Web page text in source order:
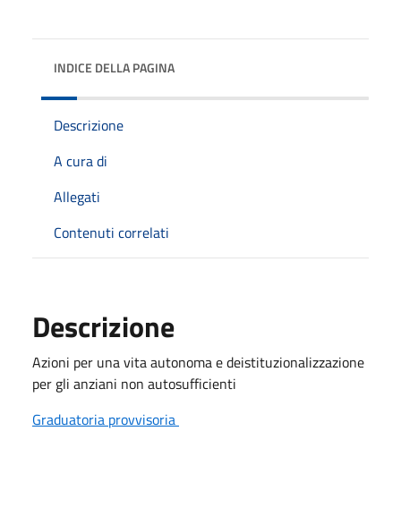
INDICE DELLA PAGINA
Descrizione
A cura di
Allegati
Contenuti correlati
Descrizione
Azioni per una vita autonoma e deistituzionalizzazione
per gli anziani non autosufficienti
Graduatoria provvisoria